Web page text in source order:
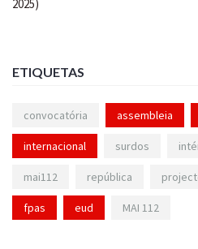
ETIQUETAS
convocatória assembleia
internacional surdos
mai112 república
fpas eud MAI 112